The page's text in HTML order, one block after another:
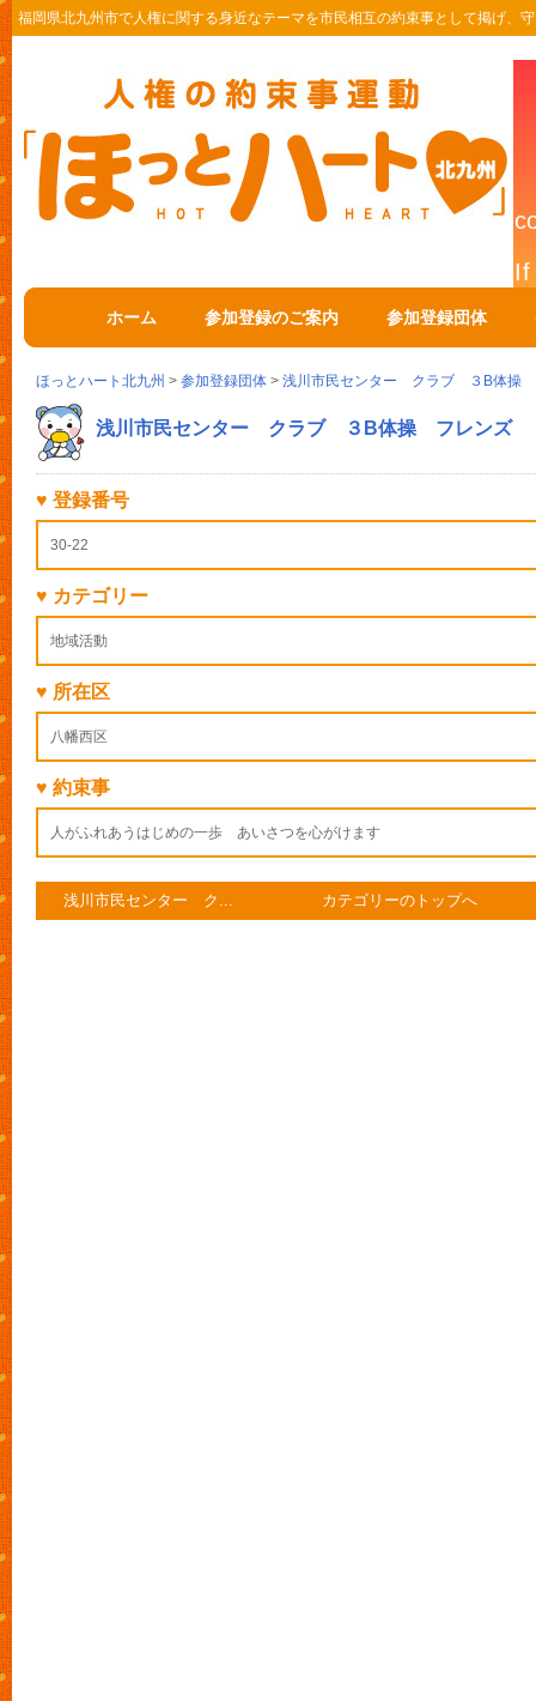
福岡県北九州市で人権に関する身近なテーマを市民相互の約束事として掲げ、
ホーム 参加登録のご案内 参加登録団体
ほっとハート北九州 > 参加登録団体 > 浅川市民センター クラブ ３B体操
浅川市民センター クラブ ３B体操 フレンズ
♥ 登録番号
30-22
♥ カテゴリー
地域活動
♥ 所在区
八幡西区
♥ 約束事
人がふれあうはじめの一歩 あいさつを心がけます
浅川市民センター ク... カテゴリーのトップへ